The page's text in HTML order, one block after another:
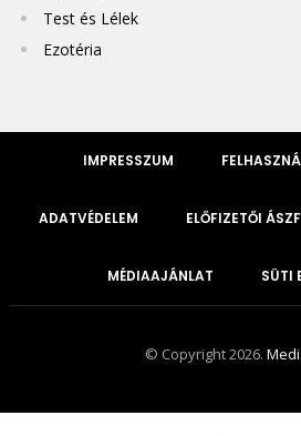
Test és Lélek
Ezotéria
IMPRESSZUM
ADATVÉDELEM ELŐFIZETŐI ÁSZF
MÉDIAAJÁNLAT SÜTI
© Copyright 2026.